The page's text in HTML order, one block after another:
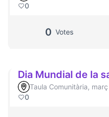
0
0 Votes
Dia Mundial de la
Taula Comunitària,
0